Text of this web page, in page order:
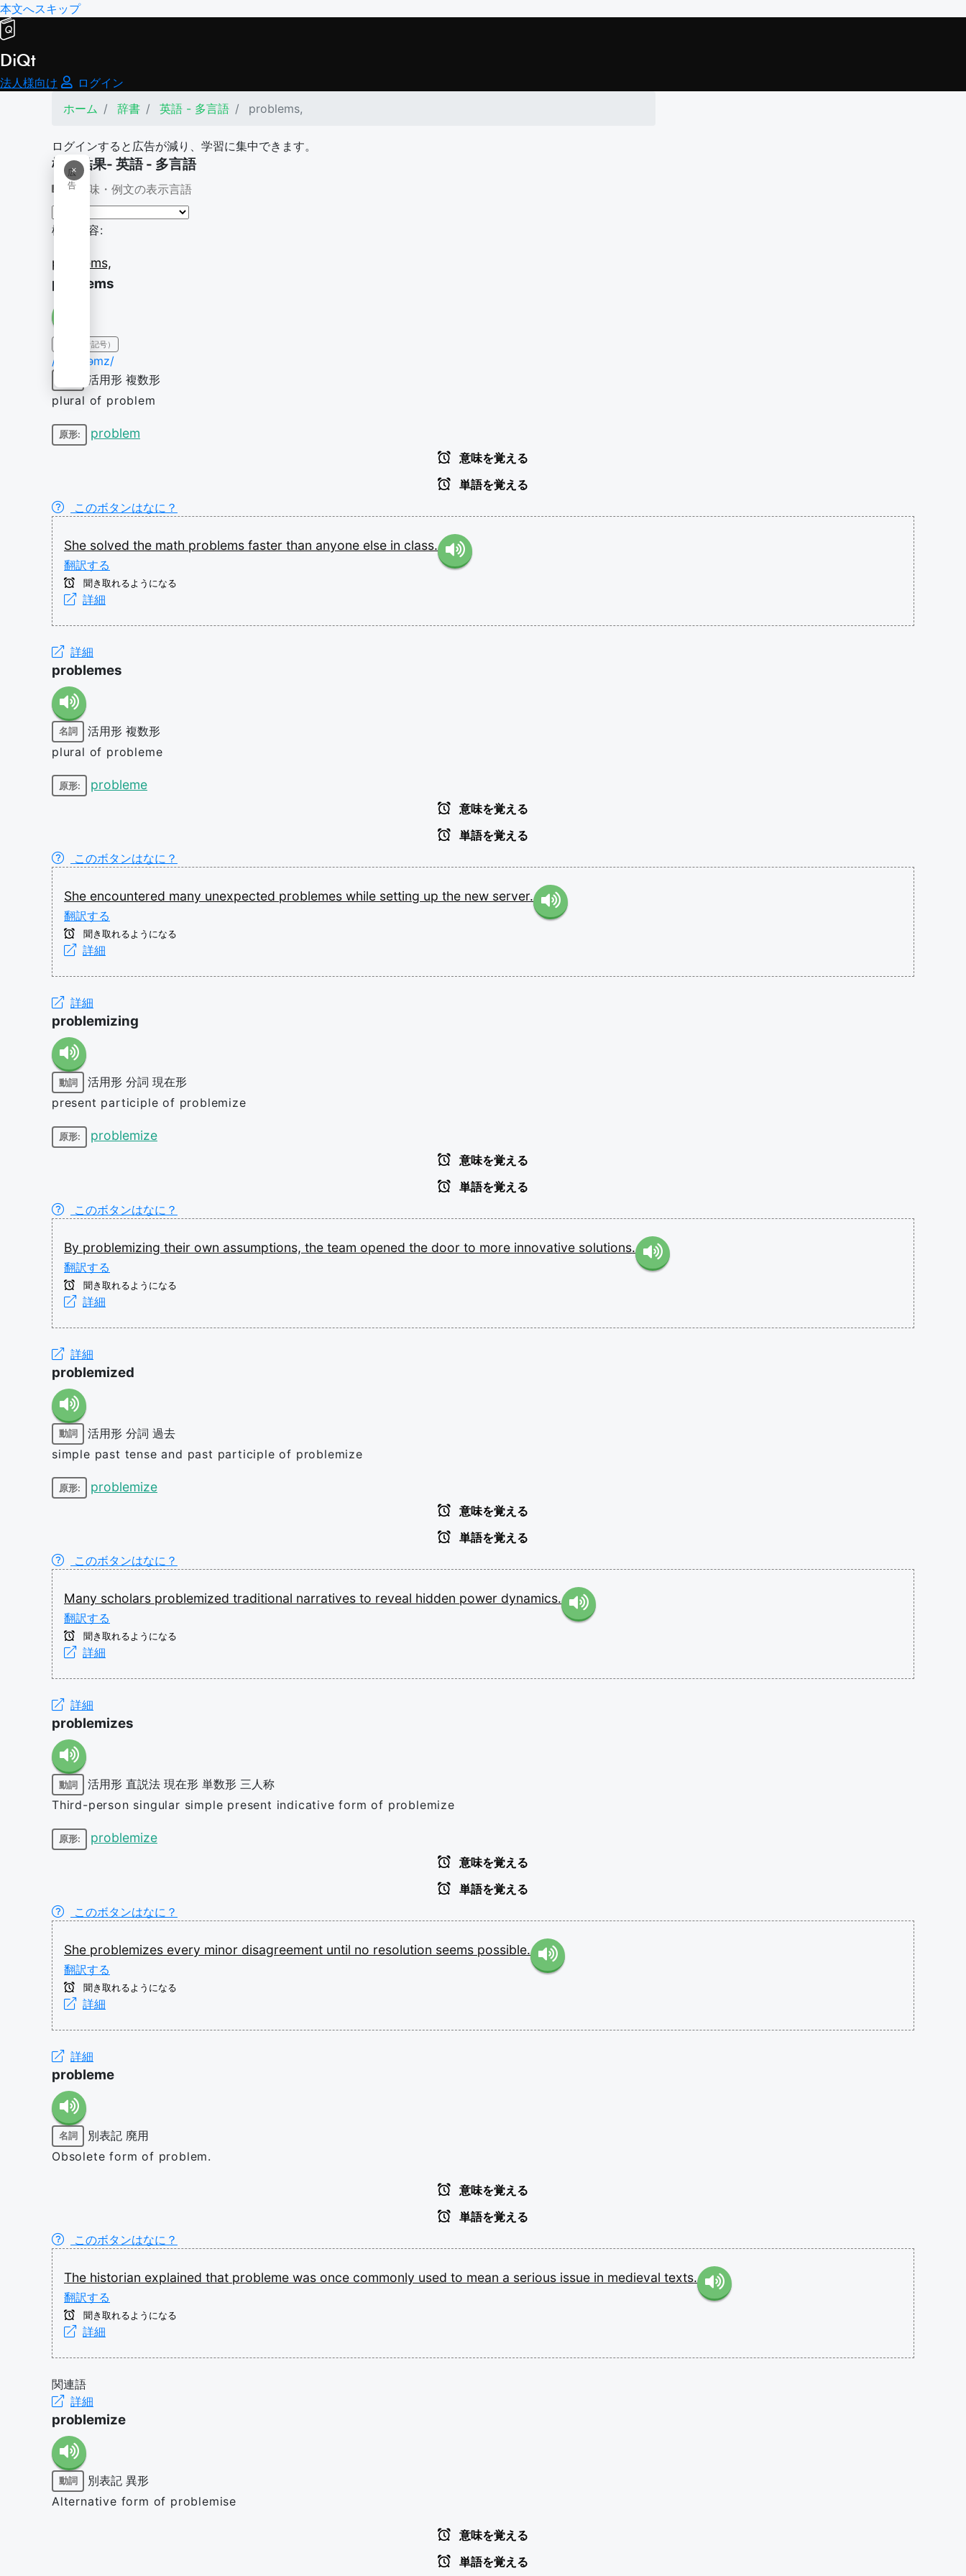
本文へスキップ
DiQt
法人様向け
ログイン
ホーム
辞書 英語 - 多言語 problems,
ログインすると広告が減り、学習に集中できます。
×
広
告
検索結果- 英語 - 多言語
意味・例文の表示言語
検索内容:
problems,
problems
IPA（発音記号）
/ˈpɹɒbləmz/
活用形 複数形
plural of problem
原形: problem
意味を覚える
単語を覚える
このボタンはなに？
She solved the math problems faster than anyone else in class.
翻訳する
聞き取れるようになる
詳細
詳細
problemes
名詞 活用形 複数形
plural of probleme
原形: probleme
意味を覚える
単語を覚える
このボタンはなに？
She encountered many unexpected problemes while setting up the new server.
翻訳する
聞き取れるようになる
詳細
詳細
problemizing
動詞 活用形 分詞 現在形
present participle of problemize
原形: problemize
意味を覚える
単語を覚える
このボタンはなに？
By problemizing their own assumptions, the team opened the door to more innovative solutions.
翻訳する
聞き取れるようになる
詳細
詳細
problemized
動詞 活用形 分詞 過去
simple past tense and past participle of problemize
原形: problemize
意味を覚える
単語を覚える
このボタンはなに？
Many scholars problemized traditional narratives to reveal hidden power dynamics.
翻訳する
聞き取れるようになる
詳細
詳細
problemizes
動詞 活用形 直説法 現在形 単数形 三人称
Third-person singular simple present indicative form of problemize
原形: problemize
意味を覚える
単語を覚える
このボタンはなに？
She problemizes every minor disagreement until no resolution seems possible.
翻訳する
聞き取れるようになる
詳細
詳細
probleme
名詞 別表記 廃用
Obsolete form of problem.
意味を覚える
単語を覚える
このボタンはなに？
The historian explained that probleme was once commonly used to mean a serious issue in medieval texts.
翻訳する
聞き取れるようになる
詳細
関連語
詳細
problemize
動詞 別表記 異形
Alternative form of problemise
意味を覚える
単語を覚える